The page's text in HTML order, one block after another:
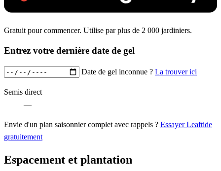
Gratuit pour commencer. Utilise par plus de 2 000 jardiniers.
Entrez votre dernière date de gel
Date de gel inconnue ? La trouver ici
Semis direct
—
Envie d'un plan saisonnier complet avec rappels ? Essayer Leaftide
gratuitement
Espacement et plantation